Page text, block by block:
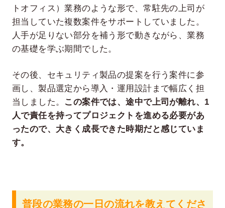
トオフィス）業務のような形で、常駐先の上司が
担当していた複数案件をサポートしていました。
人手が足りない部分を補う形で動きながら、業務
の基礎を学ぶ期間でした。
その後、セキュリティ製品の提案を行う案件に参
画し、製品選定から導入・運用設計まで幅広く担
当しました。 この案件では、途中で上司が離れ、1
人で責任を持ってプロジェクトを進める必要があ
ったので、大きく成長できた時期だと感じていま
す。
普段の業務の一日の流れを教えてくださ